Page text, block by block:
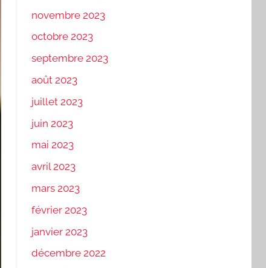
novembre 2023
octobre 2023
septembre 2023
août 2023
juillet 2023
juin 2023
mai 2023
avril 2023
mars 2023
février 2023
janvier 2023
décembre 2022